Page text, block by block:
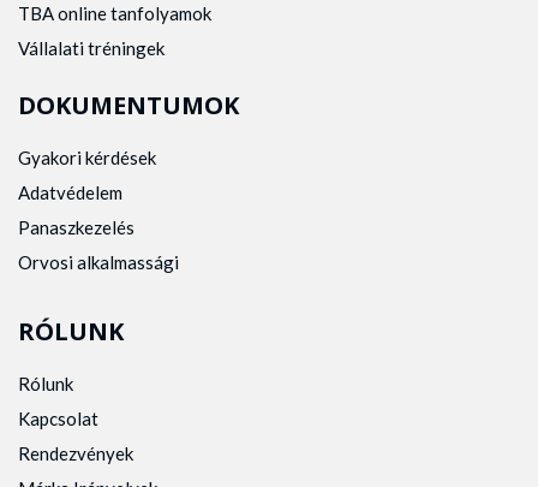
TBA online tanfolyamok
Vállalati tréningek
DOKUMENTUMOK
Gyakori kérdések
Adatvédelem
Panaszkezelés
Orvosi alkalmassági
RÓLUNK
Rólunk
Kapcsolat
Rendezvények